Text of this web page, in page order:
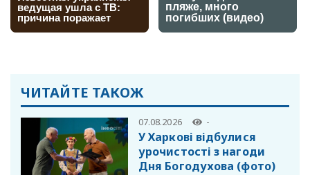
ЧИТАЙТЕ ТАКОЖ
07.08.2026 -
У Харкові відбулися
урочистості з нагоди
Дня Богодухова (фото)